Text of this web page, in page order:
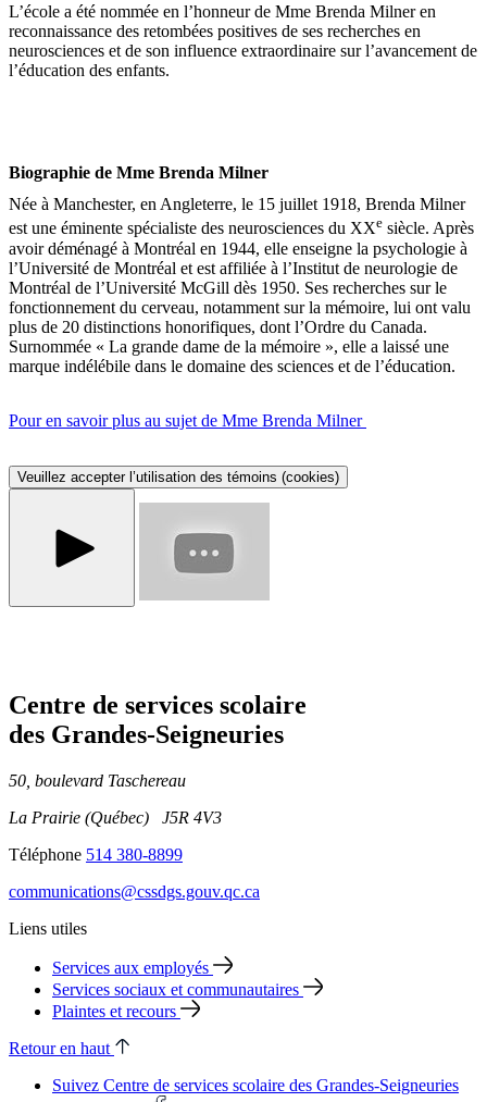
L’école a été nommée en l’honneur de Mme Brenda Milner en
reconnaissance des retombées positives de ses recherches en
neurosciences et de son influence extraordinaire sur l’avancement de
l’éducation des enfants.
Biographie de Mme Brenda Milner
Née à Manchester, en Angleterre, le 15 juillet 1918, Brenda Milner
est une éminente spécialiste des neurosciences du XXe siècle. Après
avoir déménagé à Montréal en 1944, elle enseigne la psychologie à
l’Université de Montréal et est affiliée à l’Institut de neurologie de
Montréal de l’Université McGill dès 1950. Ses recherches sur le
fonctionnement du cerveau, notamment sur la mémoire, lui ont valu
plus de 20 distinctions honorifiques, dont l’Ordre du Canada.
Surnommée « La grande dame de la mémoire », elle a laissé une
marque indélébile dans le domaine des sciences et de l’éducation.
Pour en savoir plus au sujet de Mme Brenda Milner
Veuillez accepter l’utilisation des témoins (cookies)
Centre de services scolaire
des Grandes‑Seigneuries
50, boulevard Taschereau
La Prairie (Québec) J5R 4V3
Téléphone 514 380-8899
communications@cssdgs.gouv.qc.ca
Liens utiles
Services aux employés
Services sociaux et communautaires
Plaintes et recours
Retour en haut
Suivez Centre de services scolaire des Grandes‑Seigneuries